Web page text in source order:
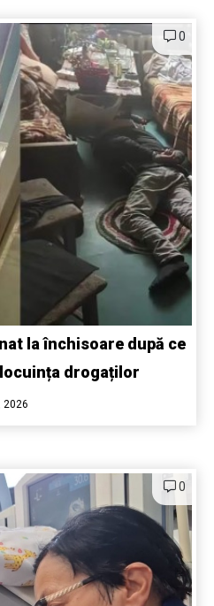
0
la închisoare după ce
drogaților
2026
0